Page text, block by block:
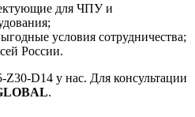
для ЧПУ и
условия сотрудничества;
России.
D14 у нас. Для консультации
.